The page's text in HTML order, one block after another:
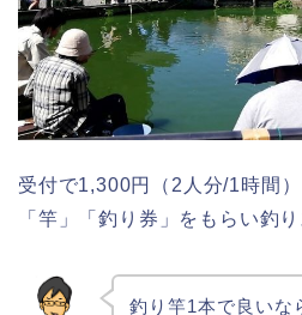
受付で1,300円（2人分/1時間）
「竿」「釣り券」をもらい釣
釣り竿1本で良いな